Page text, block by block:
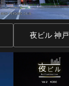
夜ビル 神戸